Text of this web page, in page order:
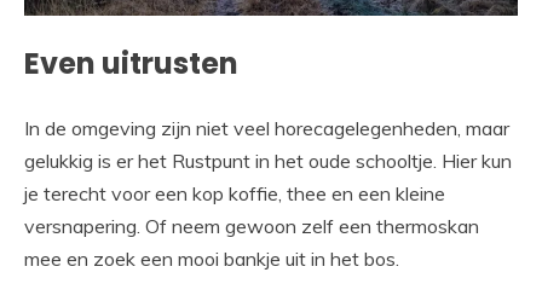
Even uitrusten
In de omgeving zijn niet veel horecagelegenheden, maar
gelukkig is er het Rustpunt in het oude schooltje. Hier kun
je terecht voor een kop koffie, thee en een kleine
versnapering. Of neem gewoon zelf een thermoskan
mee en zoek een mooi bankje uit in het bos.